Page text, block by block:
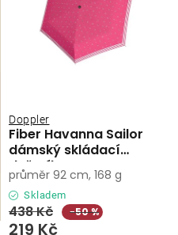
Fiber Havanna Sailor
dámský skládací
deštník
Doppler
Skladem
219 Kč
438 Kč −50 %
průměr 92 cm, 168 g